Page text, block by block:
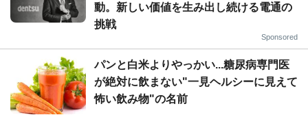
動。新しい価値を生み出し続ける電通の
挑戦
Sponsored
パンと白米よりやっかい...糖尿病専門医
が絶対に飲まない"一見ヘルシーに見えて
怖い飲み物"の名前